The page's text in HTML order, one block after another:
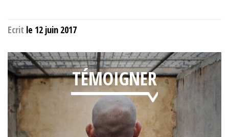
Ecrit le 12 juin 2017
TÉMOIGNER